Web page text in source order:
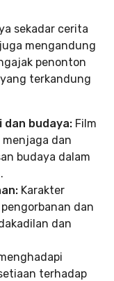
sekadar cerita
mengandung
penonton
terkandung
budaya: Film
dan
budaya dalam
Karakter
dan
dan
terhadap